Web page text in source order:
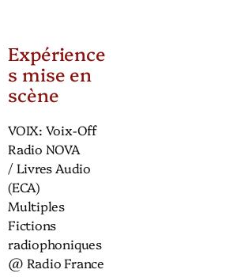
Expérience
s mise en
scène
VOIX: Voix-Off
Radio NOVA
/ Livres Audio
(ECA)
Multiples
Fictions
radiophoniques
@ Radio France